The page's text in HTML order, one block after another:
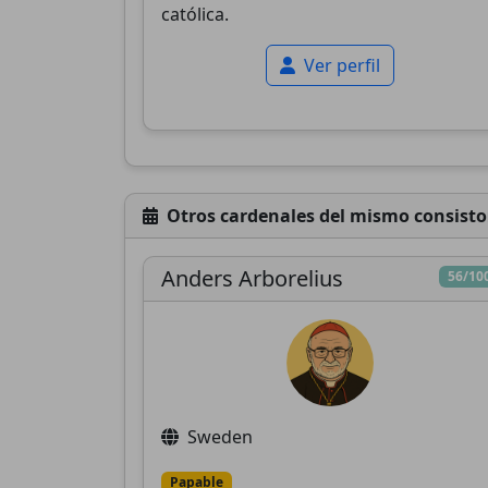
católica.
Ver perfil
Otros cardenales del mismo
56/
Anders Arborelius
Sweden
Papable